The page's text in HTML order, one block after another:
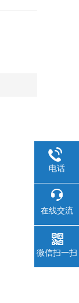
电话
在线交流
微信扫一扫